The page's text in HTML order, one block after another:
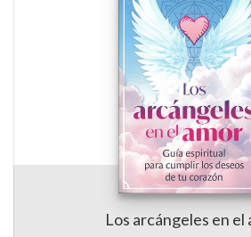
Los arcángeles en el